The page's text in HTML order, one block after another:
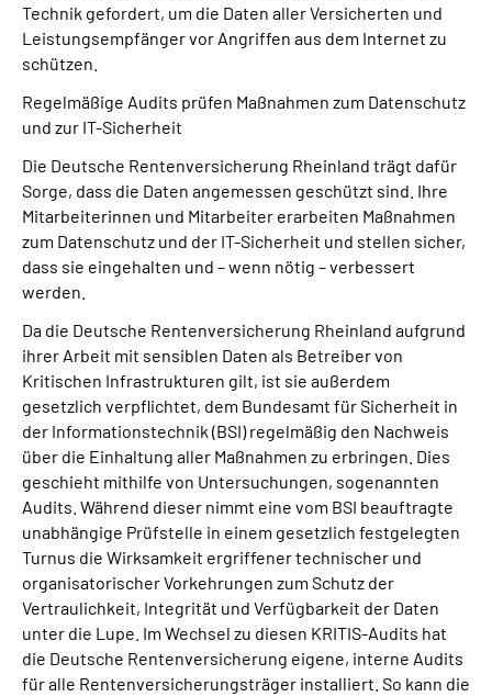
Technik gefordert, um die Daten aller Versicherten und
Leistungsempfänger vor Angriffen aus dem Internet zu
schützen.
Regelmäßige Audits prüfen Maßnahmen zum Datenschutz
und zur IT-Sicherheit
Die Deutsche Rentenversicherung Rheinland trägt dafür
Sorge, dass die Daten angemessen geschützt sind. Ihre
Mitarbeiterinnen und Mitarbeiter erarbeiten Maßnahmen
zum Datenschutz und der IT-Sicherheit und stellen sicher,
dass sie eingehalten und – wenn nötig – verbessert
werden.
Da die Deutsche Rentenversicherung Rheinland aufgrund
ihrer Arbeit mit sensiblen Daten als Betreiber von
Kritischen Infrastrukturen gilt, ist sie außerdem
gesetzlich verpflichtet, dem Bundesamt für Sicherheit in
der Informationstechnik (BSI) regelmäßig den Nachweis
über die Einhaltung aller Maßnahmen zu erbringen. Dies
geschieht mithilfe von Untersuchungen, sogenannten
Audits. Während dieser nimmt eine vom BSI beauftragte
unabhängige Prüfstelle in einem gesetzlich festgelegten
Turnus die Wirksamkeit ergriffener technischer und
organisatorischer Vorkehrungen zum Schutz der
Vertraulichkeit, Integrität und Verfügbarkeit der Daten
unter die Lupe. Im Wechsel zu diesen KRITIS-Audits hat
die Deutsche Rentenversicherung eigene, interne Audits
für alle Rentenversicherungsträger installiert. So kann die